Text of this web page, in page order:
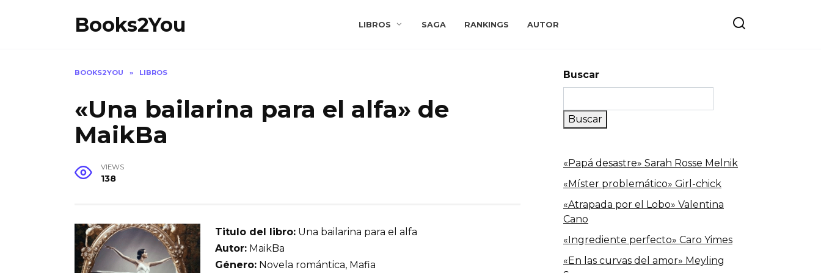
Books2You LIBROS SAGA RANKINGS AUTOR
BOOKS2YOU » LIBROS
«Una bailarina para el alfa» de
MaikBa
VIEWS
138
Titulo del libro: Una bailarina para el alfa
Autor: MaikBa
Género: Novela romántica, Mafia
Buscar
Buscar
«Papá desastre» Sarah Rosse Melnik
«Míster problemático» Girl-chick
«Atrapada por el Lobo» Valentina
Cano
«Ingrediente perfecto» Caro Yimes
«En las curvas del amor» Meyling